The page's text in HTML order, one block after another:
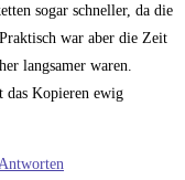
sogar schneller, da die
war aber die Zeit
langsamer waren.
das Kopieren ewig
Antworten